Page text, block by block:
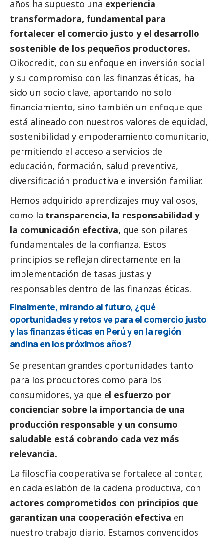
años ha supuesto una experiencia
transformadora, fundamental para
fortalecer el comercio justo y el desarrollo
sostenible de los pequeños productores.
Oikocredit, con su enfoque en inversión social
y su compromiso con las finanzas éticas, ha
sido un socio clave, aportando no solo
financiamiento, sino también un enfoque que
está alineado con nuestros valores de equidad,
sostenibilidad y empoderamiento comunitario,
permitiendo el acceso a servicios de
educación, formación, salud preventiva,
diversificación productiva e inversión familiar.
Hemos adquirido aprendizajes muy valiosos,
como la transparencia, la responsabilidad y
la comunicación efectiva, que son pilares
fundamentales de la confianza. Estos
principios se reflejan directamente en la
implementación de tasas justas y
responsables dentro de las finanzas éticas.
Finalmente, mirando al futuro, ¿qué
oportunidades y retos ve para el comercio justo
y las finanzas éticas en Perú y en la región
andina en los próximos años?
Se presentan grandes oportunidades tanto
para los productores como para los
consumidores, ya que el esfuerzo por
concienciar sobre la importancia de una
producción responsable y un consumo
saludable está cobrando cada vez más
relevancia.
La filosofía cooperativa se fortalece al contar,
en cada eslabón de la cadena productiva, con
actores comprometidos con principios que
garantizan una cooperación efectiva en
nuestro trabajo diario. Estamos convencidos